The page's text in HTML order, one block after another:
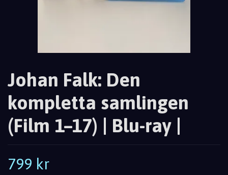
Johan Falk: Den
kompletta samlingen
(Film 1–17) | Blu-ray |
799 kr